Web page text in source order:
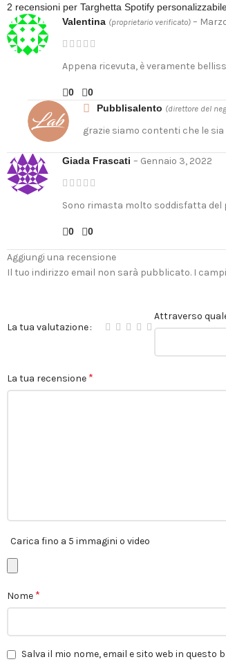
2 recensioni per Targhetta Spotify
Valentina (proprietario verificato) –
Appena ricevuta, è veramente
0
0
Pubblisalento (direttore del
grazie siamo contenti che le
Giada Frascati – Gennaio 3, 2022
Sono rimasta molto soddisfatta del
0 0
Aggiungi una recensione
Il tuo indirizzo email non sarà pubblicato. I
La tua valutazione
Attraverso
La tua recensione *
Carica fino a 5 immagini o video
Nome *
Salva il mio nome, email e sito web in